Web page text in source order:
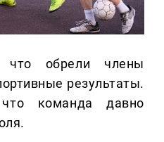
что обрели члены
результаты.
команда давно